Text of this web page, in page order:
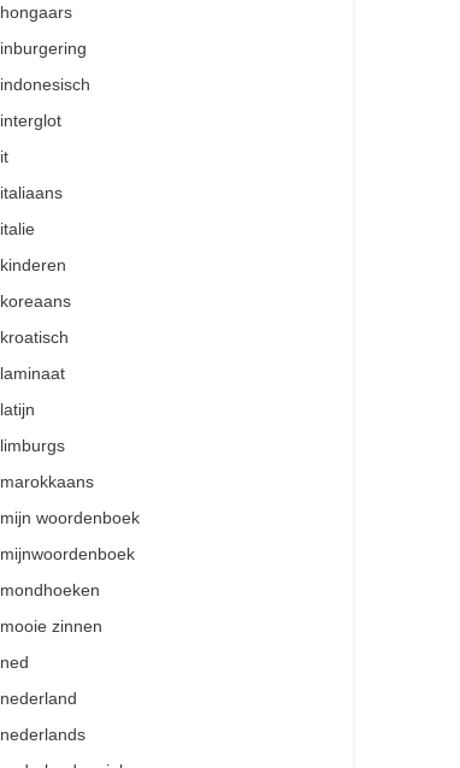
hongaars
inburgering
indonesisch
interglot
it
italiaans
italie
kinderen
koreaans
kroatisch
laminaat
latijn
limburgs
marokkaans
mijn woordenboek
mijnwoordenboek
mondhoeken
mooie zinnen
ned
nederland
nederlands